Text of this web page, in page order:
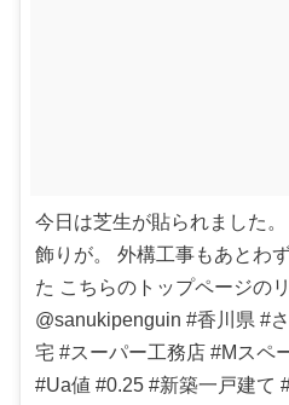
今日は芝生が貼られました
飾りが。 外構工事もあとわ
た こちらのトップページの
@sanukipenguin #香川県 #
宅 #スーパー工務店 #Mスペ
#Ua値 #0.25 #新築一戸建て